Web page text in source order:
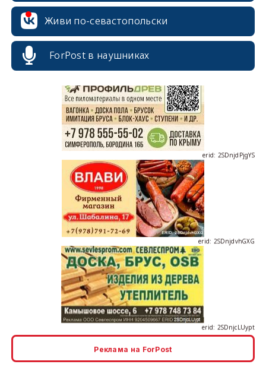
Живи по-севастопольски
ForPost в наушниках
erid: 2SDnjcrDNw6
erid: 2SDnjdPjgYS
erid: 2SDnjdvhGXG
Реклама на ForPost